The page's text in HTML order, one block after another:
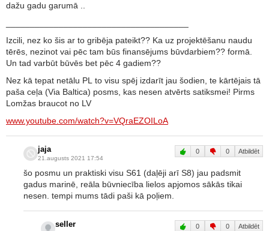
dažu gadu garumā ..
Izcili, nez ko šis ar to gribēja pateikt?? Ka uz projektēšanu naudu
tērēs, nezinot vai pēc tam būs finansējums būvdarbiem?? formā.
Un tad varbūt būvēs bet pēc 4 gadiem??
Nez kā tepat netālu PL to visu spēj izdarīt jau šodien, te kārtējais tā
paša ceļa (Via Baltica) posms, kas nesen atvērts satiksmei! Pirms
Lomžas braucot no LV
www.youtube.com/watch?v=VQraEZOILoA
jaja
21.augusts 2021 17:54
0 0 Atbildēt
šo posmu un praktiski visu S61 (daļēji arī S8) jau padsmit
gadus marinē, reāla būvniecība lielos apjomos sākās tikai
nesen. tempi mums tādi paši kā poļiem.
seller 0 0 Atbildēt